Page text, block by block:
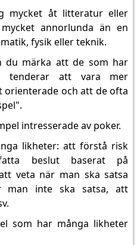
mycket åt litteratur eller
annorlunda än en
fysik eller teknik.
du märka att de som har
tenderar att vara mer
och att de ofta
intresserade av poker.
likheter: att förstå risk
beslut baserat på
veta när man ska satsa
man inte ska satsa, att
som har många likheter